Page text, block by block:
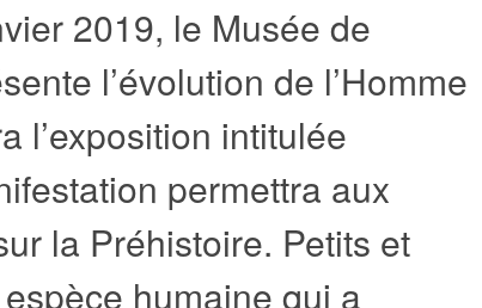
2019, le Musée de
l’évolution de l’Homme
l’exposition intitulée
permettra aux
la Préhistoire. Petits et
humaine qui a